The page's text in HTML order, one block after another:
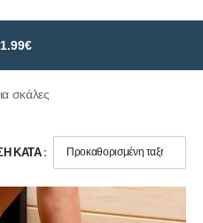
σκάλες
ΚΑΤΆ :